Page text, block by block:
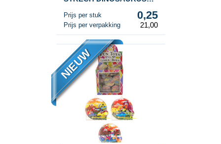
Prijs per stuk 0,25
Prijs per verpakking 21,00
NIEUW